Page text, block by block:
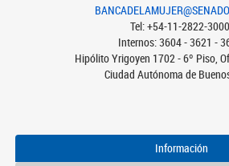
Tel: +54-11-2822-3000
Internos: 3604 - 3621 -
Hipólito Yrigoyen 1702 - 6º Piso,
Ciudad Autónoma de
Información